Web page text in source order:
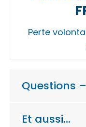
Perte
Questions
Et aussi…